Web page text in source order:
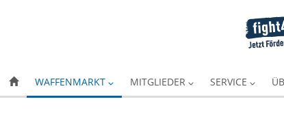
WAFFENMARKT MITGLIEDER SERVICE